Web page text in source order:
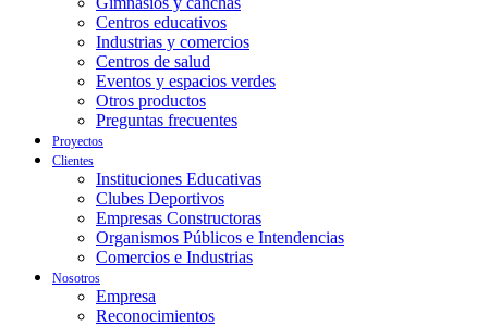
Centros educativos
Industrias y comercios
Centros de salud
Eventos y espacios verdes
Otros productos
Preguntas frecuentes
Proyectos
Clientes
Instituciones Educativas
Clubes Deportivos
Empresas Constructoras
Organismos Públicos e Intendencias
Comercios e Industrias
Nosotros
Empresa
Reconocimientos